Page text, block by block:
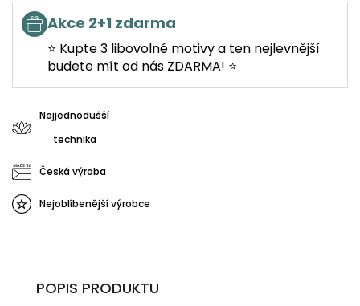
Akce 2+1 zdarma
⭐ Kupte 3 libovolné motivy a ten nejlevnější
budete mít od nás ZDARMA! ⭐
Nejjednodušší
technika
Česká výroba
Nejoblíbenější výrobce
POPIS PRODUKTU